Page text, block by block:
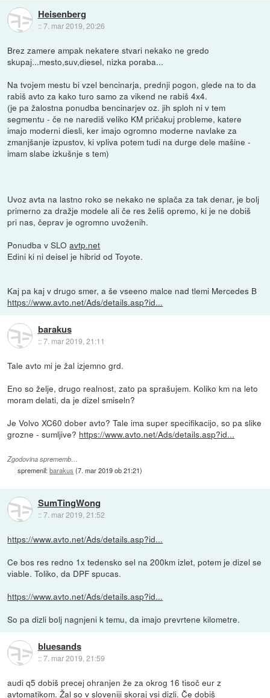
Heisenberg
::7. mar 2019, 20:26
Brez zamere ampak nekatere stvari nekako ne gredo
skupaj...mesto,suv,diesel, nizka poraba...
Na tvojem mestu bi vzel bencinarja, prednji pogon, glede na to da
rabiš avto za kako turo samo za vikend ne rabiš 4x4.
(je pa žalostna ponudba bencinarjev oz. jih sploh ni v tem
segmentu - če ne narediš veliko KM pričakuj probleme, katere
imajo moderni diesli, ker imajo ogromno moderne navlake za
zmanjšanje izpustov, ki vpliva potem tudi na durge dele mašine -
imam slabe izkušnje s tem)
Uvoz avta na lastno roko se nekako ne splača za tak denar, je bolj
primerno za dražje modele ali če res želiš opremo, ki je ne dobiš
pri nas, čeprav je ogromno uvoženih.
Ponudba v SLOavtp.net
Edini ki ni deisel je hibrid od Toyote.
Kaj pa kaj v drugo smer, a še vseeno malce nad tlemi Mercedes B
https://www.avto.net/Ads/details.asp?id...
barakus
::7. mar 2019, 21:11
Tale avto mi je žal izjemno grd.
Eno so želje, drugo realnost, zato pa sprašujem. Koliko km na leto
moram delati, da je dizel smiseln?
Je Volvo XC60 dober avto? Tale ima super specifikacijo, so pa slike
grozne - sumljive? https://www.avto.net/Ads/details.asp?id...
Zgodovina sprememb…
spremenil:barakus (7. mar 2019 ob 21:21)
SumTingWong
::7. mar 2019, 21:52
https://www.avto.net/Ads/details.asp?id...
Ce bos res redno 1x tedensko sel na 200km izlet, potem je dizel se
viable. Toliko, da DPF spucas.
https://www.avto.net/Ads/details.asp?id...
So pa dizli bolj nagnjeni k temu, da imajo prevrtene kilometre.
bluesands
::7. mar 2019, 21:59
audi q5 dobiš precej ohranjen že za okrog 16 tisoč eur z
avtomatikom. Žal so v sloveniji skoraj vsi dizli. Če dobiš